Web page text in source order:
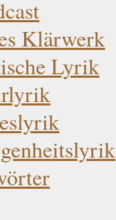
Klärwerk
Lyrik